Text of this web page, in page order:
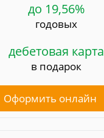
до 19,56%
годовых
дебетовая карта
в подарок
Оформить онлайн